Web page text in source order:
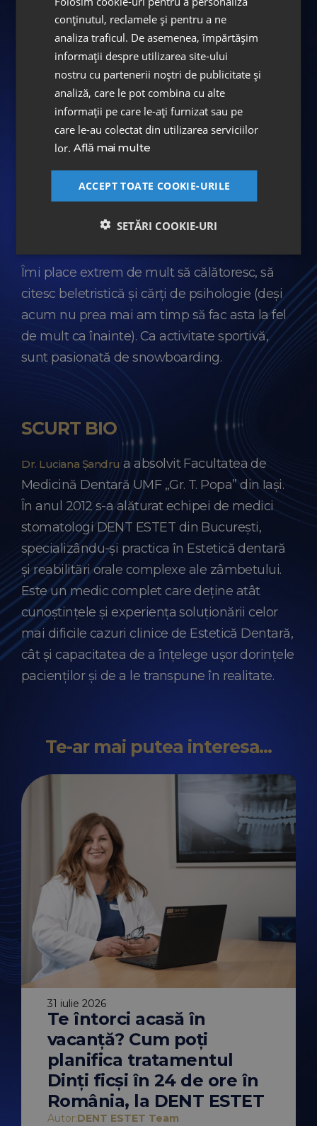
noastră și cărora le poți schimba viața. Și asta
clar este o motivație!
TIMPUL LIBER
Timpul liber mi-l petrec alături de familie și
parc și profităm de orice moment pentru a
ne distra ca fetele. Practic, echilibrul care
poate îmi lipsește uneori la cabinet, îl găsesc
Îmi place extrem de mult să călătoresc, să
citesc beletristică și cărți de psihologie (deși
acum nu prea mai am timp să fac asta la fel
de mult ca înainte). Ca activitate sportivă,
sunt pasionată de snowboarding.
SCURT BIO
Dr. Luciana Șandru a absolvit Facultatea de
Medicină Dentară UMF „Gr. T. Popa” din Iași.
În anul 2012 s-a alăturat echipei de medici
stomatologi DENT ESTET din București,
specializându-și practica în Estetică dentară
și reabilitări orale complexe ale zâmbetului.
Este un medic complet care deține atât
cunoștințele și experiența soluționării celor
mai dificile cazuri clinice de Estetică Dentară,
cât și capacitatea de a înțelege ușor dorințele
pacienților și de a le transpune în realitate.
Te-ar mai putea interesa...
vs.
folosite pentru
31 iulie 2026
Te întorci acasă în
vacanță? Cum poți
planifica tratamentul
Dinți ficși în 24 de ore în
România, la DENT ESTET
Autor:DENT ESTET Team
Autor:
aparat dentar vara?
conținutul, reclamele și pentru a ne
analiza traficul. De asemenea, împărtășim
informații despre utilizarea site-ului
nostru cu partenerii noștri de publicitate și
analiză, care le pot combina cu alte
informații pe care le-ați furnizat sau pe
care le-au colectat din utilizarea serviciilor
lor.Află mai multe
ACCEPT TOATE COOKIE-URILE
SETĂRI COOKIE-URI